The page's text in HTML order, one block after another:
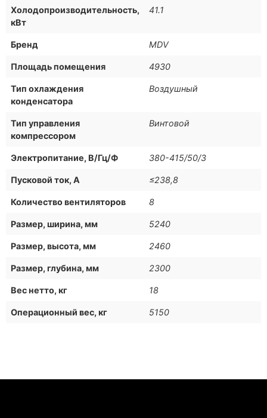
Холодопроизводительность,
кВт
41.1
Бренд MDV
Площадь помещения 4930
Тип охлаждения
конденсатора
Воздушный
Тип управления
компрессором
Винтовой
Электропитание, В/Гц/Ф 380-415/50/3
Пусковой ток, А ≤238,8
Количество вентиляторов 8
Размер, ширина, мм 5240
Размер, высота, мм 2460
Размер, глубина, мм 2300
Вес нетто, кг 18
Операционный вес, кг 5150